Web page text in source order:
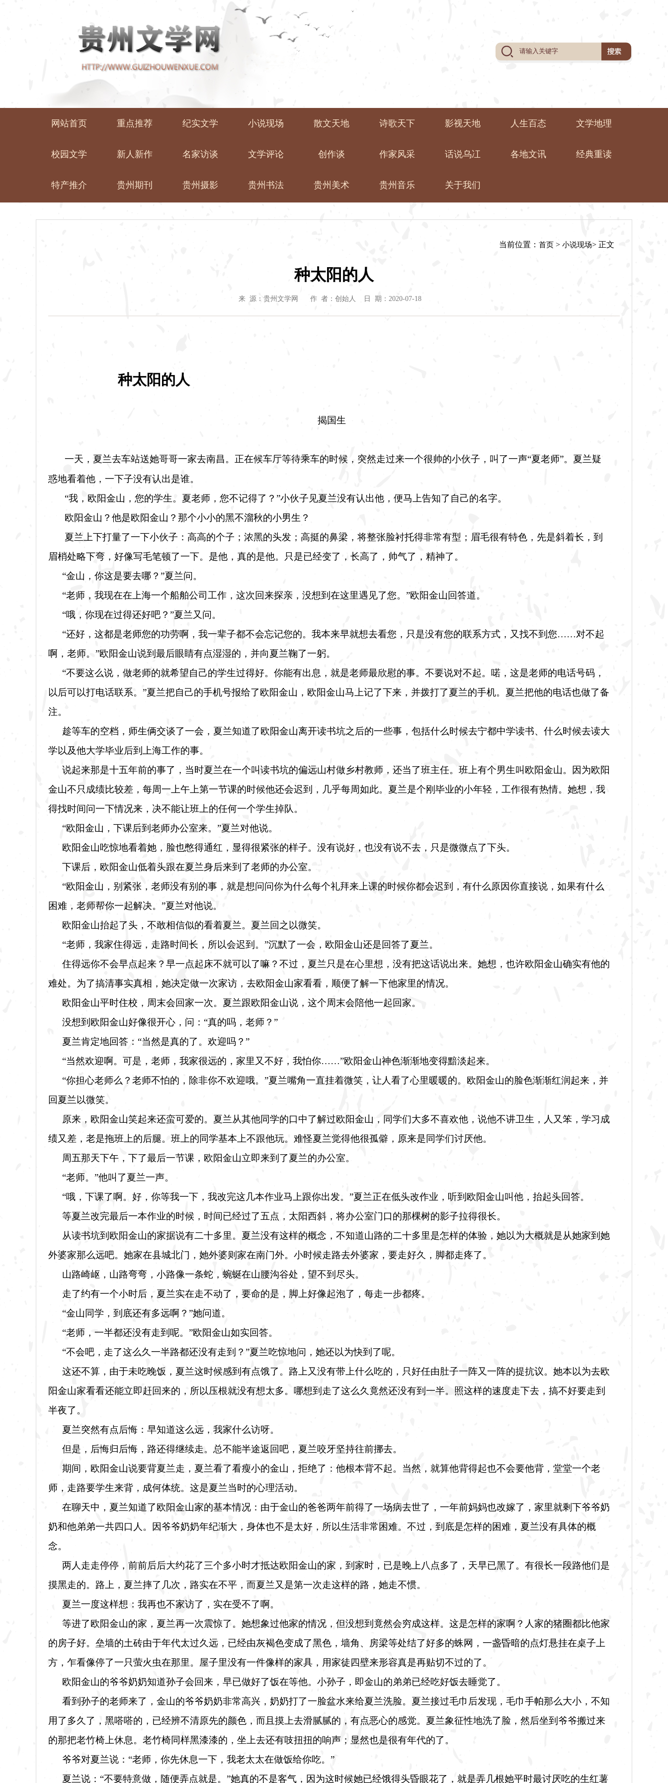
网站首页 重点推荐 纪实文学 小说现场 散文天地 诗歌天下 影视天地 人生百态 文学地理
校园文学 新人新作 名家访谈 文学评论 创作谈 作家风采 话说乌冮 各地文讯 经典重读
特产推介 贵州期刊 贵州摄影 贵州书法 贵州美术 贵州音乐 关于我们
当前位置： 首页> 小说现场> 正文
种太阳的人
来 源：贵州文学网 作 者：创始人 日 期：2020-07-18
种太阳的人
揭国生
一天，夏兰去车站送她哥哥一家去南昌。正在候车厅等待乘车的时候，突然走过来一个很帅的小伙子，叫了一声“夏老师”。夏兰疑
惑地看着他，一下子没有认出是谁。
“我，欧阳金山，您的学生。夏老师，您不记得了？”小伙子见夏兰没有认出他，便马上告知了自己的名字。
欧阳金山？他是欧阳金山？那个小小的黑不溜秋的小男生？
夏兰上下打量了一下小伙子：高高的个子；浓黑的头发；高挺的鼻梁，将整张脸衬托得非常有型；眉毛很有特色，先是斜着长，到
眉梢处略下弯，好像写毛笔顿了一下。是他，真的是他。只是已经变了，长高了，帅气了，精神了。
“金山，你这是要去哪？”夏兰问。
“老师，我现在在上海一个船舶公司工作，这次回来探亲，没想到在这里遇见了您。”欧阳金山回答道。
“哦，你现在过得还好吧？”夏兰又问。
“还好，这都是老师您的功劳啊，我一辈子都不会忘记您的。我本来早就想去看您，只是没有您的联系方式，又找不到您……对不起
啊，老师。”欧阳金山说到最后眼睛有点湿湿的，并向夏兰鞠了一躬。
“不要这么说，做老师的就希望自己的学生过得好。你能有出息，就是老师最欣慰的事。不要说对不起。喏，这是老师的电话号码，
以后可以打电话联系。”夏兰把自己的手机号报给了欧阳金山，欧阳金山马上记了下来，并拨打了夏兰的手机。夏兰把他的电话也做了备
注。
趁等车的空档，师生俩交谈了一会，夏兰知道了欧阳金山离开读书坑之后的一些事，包括什么时候去宁都中学读书、什么时候去读大
学以及他大学毕业后到上海工作的事。
说起来那是十五年前的事了，当时夏兰在一个叫读书坑的偏远山村做乡村教师，还当了班主任。班上有个男生叫欧阳金山。因为欧阳
金山不只成绩比较差，每周一上午上第一节课的时候他还会迟到，几乎每周如此。夏兰是个刚毕业的小年轻，工作很有热情。她想，我
得找时间问一下情况来，决不能让班上的任何一个学生掉队。
“欧阳金山，下课后到老师办公室来。”夏兰对他说。
欧阳金山吃惊地看着她，脸也憋得通红，显得很紧张的样子。没有说好，也没有说不去，只是微微点了下头。
下课后，欧阳金山低着头跟在夏兰身后来到了老师的办公室。
“欧阳金山，别紧张，老师没有别的事，就是想问问你为什么每个礼拜来上课的时候你都会迟到，有什么原因你直接说，如果有什么
困难，老师帮你一起解决。”夏兰对他说。
欧阳金山抬起了头，不敢相信似的看着夏兰。夏兰回之以微笑。
“老师，我家住得远，走路时间长，所以会迟到。”沉默了一会，欧阳金山还是回答了夏兰。
住得远你不会早点起来？早一点起床不就可以了嘛？不过，夏兰只是在心里想，没有把这话说出来。她想，也许欧阳金山确实有他的
难处。为了搞清事实真相，她决定做一次家访，去欧阳金山家看看，顺便了解一下他家里的情况。
欧阳金山平时住校，周末会回家一次。夏兰跟欧阳金山说，这个周末会陪他一起回家。
没想到欧阳金山好像很开心，问： “真的吗，老师？”
夏兰肯定地回答： “当然是真的了。欢迎吗？”
“当然欢迎啊。可是，老师，我家很远的，家里又不好，我怕你……”欧阳金山神色渐渐地变得黯淡起来。
“你担心老师么？老师不怕的，除非你不欢迎哦。”夏兰嘴角一直挂着微笑，让人看了心里暖暖的。欧阳金山的脸色渐渐红润起来，并
回夏兰以微笑。
原来，欧阳金山笑起来还蛮可爱的。夏兰从其他同学的口中了解过欧阳金山，同学们大多不喜欢他，说他不讲卫生，人又笨，学习成
绩又差，老是拖班上的后腿。班上的同学基本上不跟他玩。难怪夏兰觉得他很孤僻，原来是同学们讨厌他。
周五那天下午，下了最后一节课，欧阳金山立即来到了夏兰的办公室。
“老师。”他叫了夏兰一声。
“哦，下课了啊。好，你等我一下，我改完这几本作业马上跟你出发。”夏兰正在低头改作业，听到欧阳金山叫他，抬起头回答。
等夏兰改完最后一本作业的时候，时间已经过了五点，太阳西斜，将办公室门口的那棵树的影子拉得很长。
从读书坑到欧阳金山的家据说有二十多里。夏兰没有这样的概念，不知道山路的二十多里是怎样的体验，她以为大概就是从她家到她
外婆家那么远吧。她家在县城北门，她外婆则家在南门外。小时候走路去外婆家，要走好久，脚都走疼了。
山路崎岖，山路弯弯，小路像一条蛇，蜿蜒在山腰沟谷处，望不到尽头。
走了约有一个小时后，夏兰实在走不动了，要命的是，脚上好像起泡了，每走一步都疼。
“金山同学，到底还有多远啊？”她问道。
“老师，一半都还没有走到呢。”欧阳金山如实回答。
“不会吧，走了这么久一半路都还没有走到？”夏兰吃惊地问，她还以为快到了呢。
这还不算，由于未吃晚饭，夏兰这时候感到有点饿了。路上又没有带上什么吃的，只好任由肚子一阵又一阵的提抗议。她本以为去欧
阳金山家看看还能立即赶回来的，所以压根就没有想太多。哪想到走了这么久竟然还没有到一半。照这样的速度走下去，搞不好要走到
半夜了。
夏兰突然有点后悔：早知道这么远，我家什么访呀。
但是，后悔归后悔，路还得继续走。总不能半途返回吧，夏兰咬牙坚持往前挪去。
期间，欧阳金山说要背夏兰走，夏兰看了看瘦小的金山，拒绝了：他根本背不起。当然，就算他背得起也不会要他背，堂堂一个老
师，走路要学生来背，成何体统。这是夏兰当时的心理活动。
在聊天中，夏兰知道了欧阳金山家的基本情况：由于金山的爸爸两年前得了一场病去世了，一年前妈妈也改嫁了，家里就剩下爷爷奶
奶和他弟弟一共四口人。因爷爷奶奶年纪渐大，身体也不是太好，所以生活非常困难。不过，到底是怎样的困难，夏兰没有具体的概
念。
两人走走停停，前前后后大约花了三个多小时才抵达欧阳金山的家，到家时，已是晚上八点多了，天早已黑了。有很长一段路他们是
摸黑走的。路上，夏兰摔了几次，路实在不平，而夏兰又是第一次走这样的路，她走不惯。
夏兰一度这样想：我再也不家访了，实在受不了啊。
等进了欧阳金山的家，夏兰再一次震惊了。她想象过他家的情况，但没想到竟然会穷成这样。这是怎样的家啊？人家的猪圈都比他家
的房子好。垒墙的土砖由于年代太过久远，已经由灰褐色变成了黑色，墙角、房梁等处结了好多的蛛网，一盏昏暗的点灯悬挂在桌子上
方，乍看像停了一只萤火虫在那里。屋子里没有一件像样的家具，用家徒四壁来形容真是再贴切不过的了。
欧阳金山的爷爷奶奶知道孙子会回来，早已做好了饭在等他。小孙子，即金山的弟弟已经吃好饭去睡觉了。
看到孙子的老师来了，金山的爷爷奶奶非常高兴，奶奶打了一脸盆水来给夏兰洗脸。夏兰接过毛巾后发现，毛巾手帕那么大小，不知
用了多久了，黑嗒嗒的，已经辨不清原先的颜色，而且摸上去滑腻腻的，有点恶心的感觉。夏兰象征性地洗了脸，然后坐到爷爷搬过来
的那把老竹椅上休息。老竹椅同样黑漆漆的，坐上去还有吱扭扭的响声；显然也是很有年代的了。
爷爷对夏兰说： “老师，你先休息一下，我老太太在做饭给你吃。”
夏兰说： “不要特意做，随便弄点就是。”她真的不是客气，因为这时候她已经饿得头昏眼花了，就是弄几根她平时最讨厌吃的生红薯